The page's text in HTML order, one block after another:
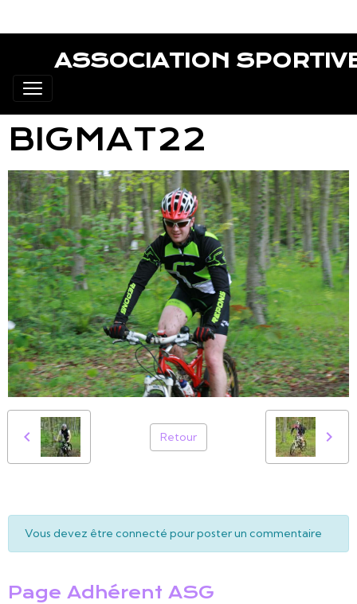
ASSOCIATION
BIGMAT22
Retour
Vous devez être connecté pour poster un commentaire
Page Adhérent ASG